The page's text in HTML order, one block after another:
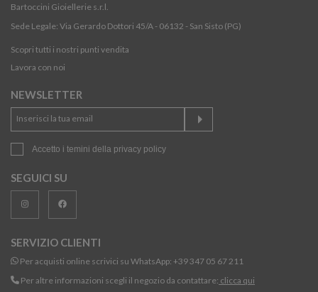
Bartoccini Gioiellerie s.r.l.
Sede Legale: Via Gerardo Dottori 45/A - 06132 - San Sisto (PG)
Scopri tutti i nostri punti vendita
Lavora con noi
NEWSLETTER
Accetto i temini della privacy policy
SEGUICI SU
SERVIZIO CLIENTI
Per acquisti online scrivici su WhatsApp: +39 347 05 67 211
Per altre informazioni scegli il negozio da contattare: clicca qui